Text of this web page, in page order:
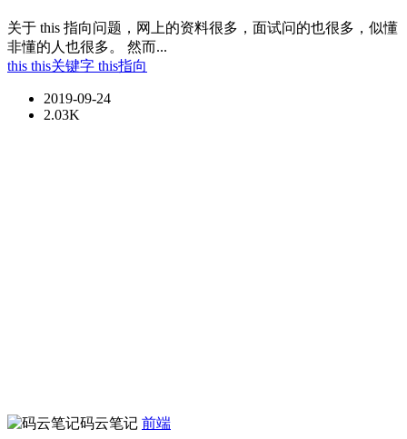
关于 this 指向问题，网上的资料很多，面试问的也很多，似懂
非懂的人也很多。 然而...
this this关键字 this指向
2019-09-24
2.03K
码云笔记 前端